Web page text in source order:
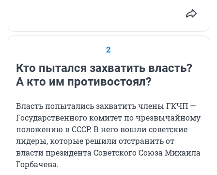
2
Кто пытался захватить власть?
А кто им противостоял?
Власть попытались захватить члены ГКЧП —
Государственного комитет по чрезвычайному
положению в СССР. В него вошли советские
лидеры, которые решили отстранить от
власти президента Советского Союза Михаила
Горбачева.